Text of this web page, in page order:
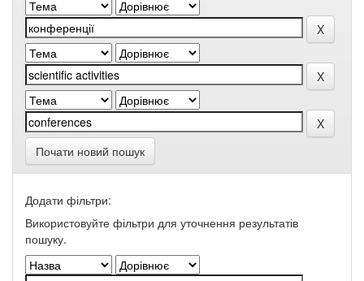
Почати новий пошук
Додати фільтри:
Використовуйте фільтри для уточнення результатів
пошуку.